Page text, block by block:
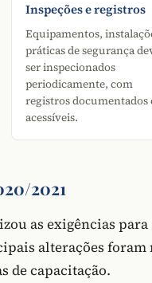
Inspeções e registros
Equipamentos,
práticas de segurança
ser inspecionados
periodicamente, com
registros documentados
acessíveis.
2021
as exigências para
alterações foram
de capacitação.